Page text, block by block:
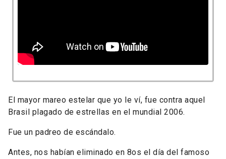
El mayor mareo estelar que yo le ví, fue contra aquel
Brasil plagado de estrellas en el mundial 2006.
Fue un padreo de escándalo.
Antes, nos habían eliminado en 8os el día del famoso